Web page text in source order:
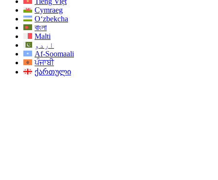
Cymraeg
O‘zbekcha
বাংলা
Malti
اردو
Af-Soomaali
ਪੰਜਾਬੀ
ქართული